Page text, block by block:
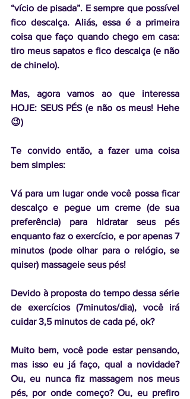
“vício de pisada”. E sempre que possível
fico descalça. Aliás, essa é a primeira
coisa que faço quando chego em casa:
tiro meus sapatos e fico descalça (e não
de chinelo).
Mas, agora vamos ao que interessa
HOJE: SEUS PÉS (e não os meus! Hehe
😉)
Te convido então, a fazer uma coisa
bem simples:
Vá para um lugar onde você possa ficar
descalço e pegue um creme (de sua
preferência) para hidratar seus pés
enquanto faz o exercício, e por apenas 7
minutos (pode olhar para o relógio, se
quiser) massageie seus pés!
Devido à proposta do tempo dessa série
de exercícios (7minutos/dia), você irá
cuidar 3,5 minutos de cada pé, ok?
Muito bem, você pode estar pensando,
mas isso eu já faço, qual a novidade?
Ou, eu nunca fiz massagem nos meus
pés, por onde começo? Ou, eu prefiro